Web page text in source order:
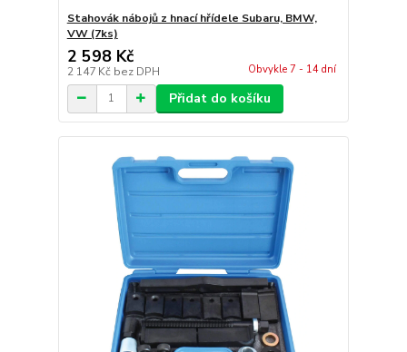
Stahovák nábojů z hnací hřídele Subaru, BMW,
VW (7ks)
2 598 Kč
2 147 Kč bez DPH Obvykle 7 - 14 dní
Přidat do košíku